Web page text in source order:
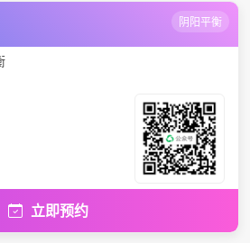
阴阳平衡
立即预约